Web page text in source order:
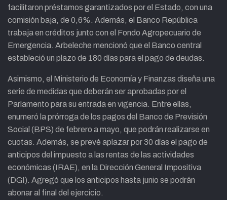
facilitaron préstamos garantizados por el Estado, con una
comisión baja, de 0,6%. Además, el Banco República
trabaja en créditos junto con el Fondo Agropecuario de
Emergencia. Arbeleche mencionó que el Banco central
estableció un plazo de 180 días para el pago de deudas.
Asimismo, el Ministerio de Economía y Finanzas diseña una
serie de medidas que deberán ser aprobadas por el
Parlamento para su entrada en vigencia. Entre ellas,
enumeró la prórroga de los pagos del Banco de Previsión
Social (BPS) de febrero a mayo, que podrán realizarse en
cuotas. Además, se prevé aplazar por 30 días el pago de
anticipos del impuesto a las rentas de las actividades
económicas (IRAE), en la Dirección General Impositiva
(DGI). Agregó que los anticipos hasta junio se podrán
abonar al final del ejercicio.